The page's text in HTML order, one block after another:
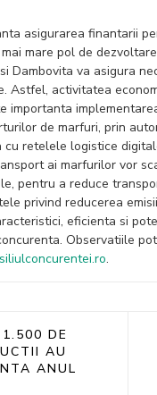
asigurarea finantarii
mare pol de
Dambovita va asigura
Astfel, activitatea
importanta
de marfuri, prin
retelele logistice
ai marfurilor vor
pentru a reduce
privind reducerea
eficienta si
Observatiile
.
DE
AU
ANUL